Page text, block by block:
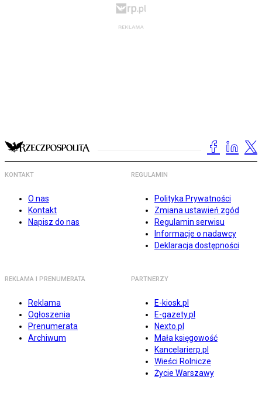
KONTAKT
O nas
Kontakt
Napisz do nas
REGULAMIN
Polityka Prywatności
Zmiana ustawień zgód
Regulamin serwisu
Informacje o nadawcy
Deklaracja dostępności
REKLAMA I PRENUMERATA
Reklama
Ogłoszenia
Prenumerata
Archiwum
PARTNERZY
E-kiosk.pl
E-gazety.pl
Nexto.pl
Mała księgowość
Kancelarierp.pl
Wieści Rolnicze
Życie Warszawy